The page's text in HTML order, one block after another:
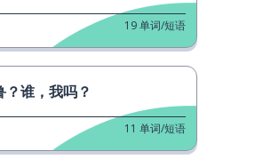
19单词/短语
？谁，我吗？
11 单词/短语